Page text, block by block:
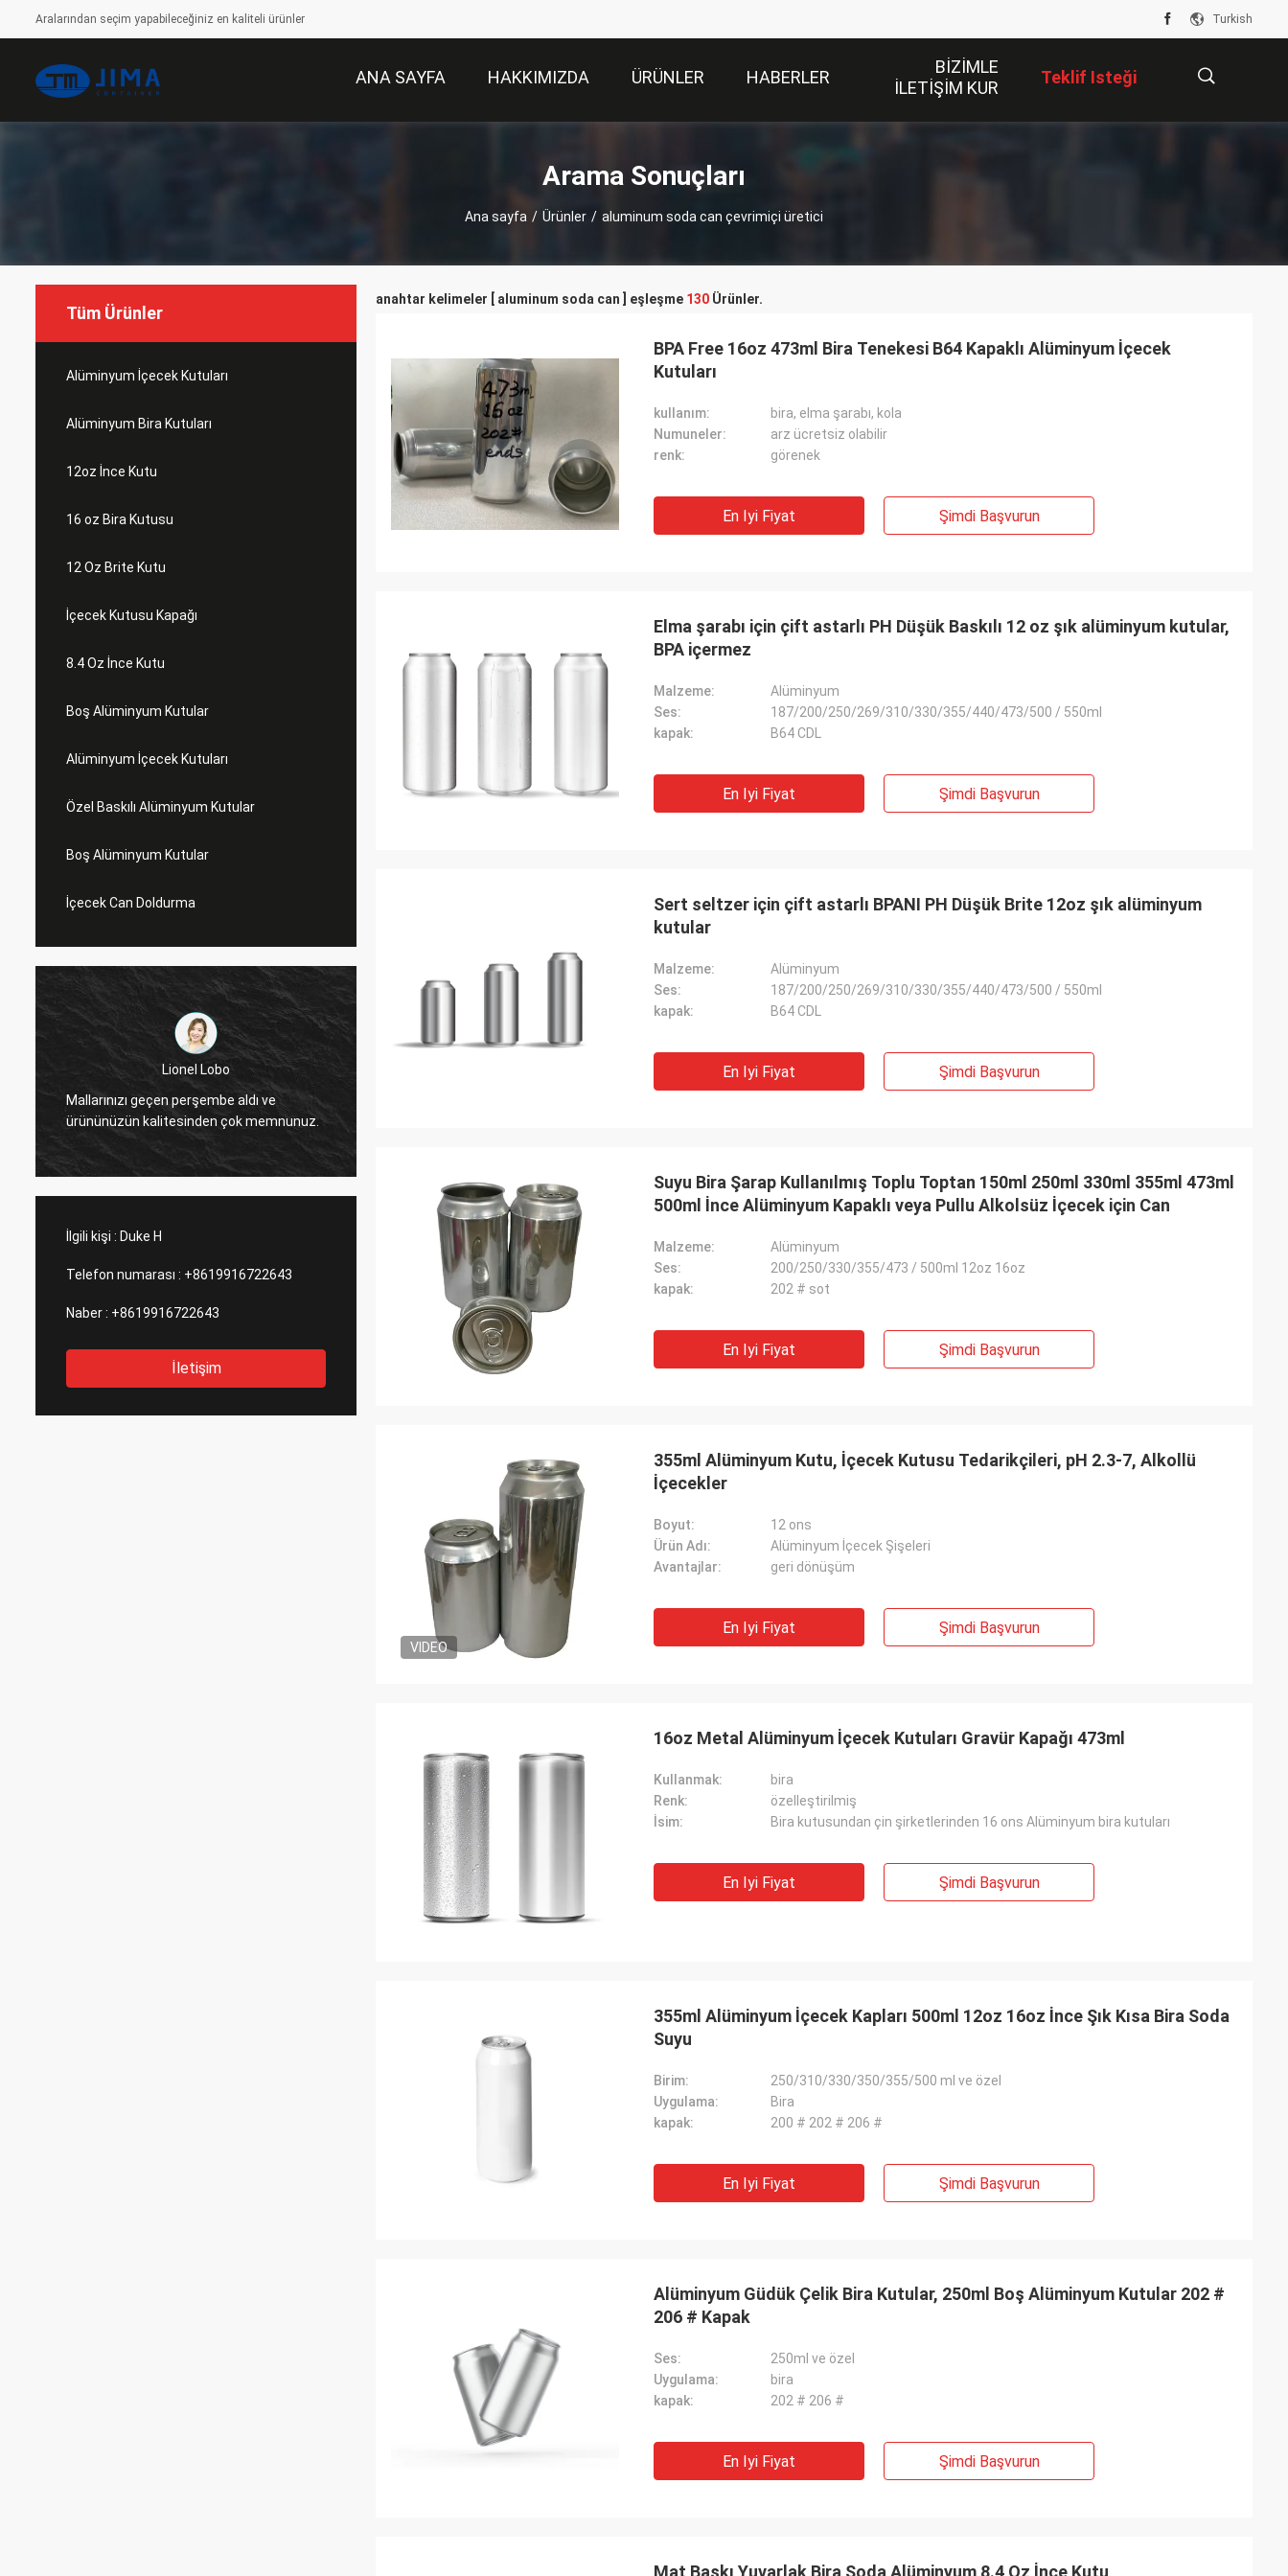
Aralarından seçim yapabileceğiniz en kaliteli ürünler Turkish
ANA SAYFA HAKKIMIZDA ÜRÜNLER HABERLER
BIZIMLE
ILETIŞIM KUR
Teklif Isteği
Arama Sonuçları
Ana sayfa / Ürünler / aluminum soda can çevrimiçi üretici
Tüm Ürünler
Alüminyum İçecek Kutuları
Alüminyum Bira Kutuları
12oz İnce Kutu
16 oz Bira Kutusu
12 Oz Brite Kutu
İçecek Kutusu Kapağı
8.4 Oz İnce Kutu
Boş Alüminyum Kutular
Alüminyum İçecek Kutuları
Özel Baskılı Alüminyum Kutular
Boş Alüminyum Kutular
İçecek Can Doldurma
Lionel Lobo
Mallarınızı geçen perşembe aldı ve
ürününüzün kalitesinden çok memnunuz.
ABD&#39;den Mark
İlgili kişi : Duke H
Telefon numarası : +8619916722643
Naber : +8619916722643
İletişim
anahtar kelimeler [ aluminum soda can ] eşleşme 130 Ürünler.
BPA Free 16oz 473ml Bira Tenekesi B64 Kapaklı Alüminyum İçecek
Kutuları
kullanım:
bira, elma şarabı, kola
Numuneler:
arz ücretsiz olabilir
renk:
görenek
En Iyi Fiyat Şimdi Başvurun
Elma şarabı için çift astarlı PH Düşük Baskılı 12 oz şık alüminyum kutular,
BPA içermez
Malzeme:
Alüminyum
Ses:
187/200/250/269/310/330/355/440/473/500 / 550ml
kapak:
B64 CDL
En Iyi Fiyat Şimdi Başvurun
Sert seltzer için çift astarlı BPANI PH Düşük Brite 12oz şık alüminyum
kutular
Malzeme:
Alüminyum
Ses:
187/200/250/269/310/330/355/440/473/500 / 550ml
kapak:
B64 CDL
En Iyi Fiyat Şimdi Başvurun
Suyu Bira Şarap Kullanılmış Toplu Toptan 150ml 250ml 330ml 355ml 473ml
500ml İnce Alüminyum Kapaklı veya Pullu Alkolsüz İçecek için Can
Malzeme:
Alüminyum
Ses:
200/250/330/355/473 / 500ml 12oz 16oz
kapak:
202 # sot
En Iyi Fiyat Şimdi Başvurun
VIDEO
355ml Alüminyum Kutu, İçecek Kutusu Tedarikçileri, pH 2.3-7, Alkollü
İçecekler
Boyut:
12 ons
Ürün Adı:
Alüminyum İçecek Şişeleri
Avantajlar:
geri dönüşüm
En Iyi Fiyat Şimdi Başvurun
16oz Metal Alüminyum İçecek Kutuları Gravür Kapağı 473ml
Kullanmak:
bira
Renk:
özelleştirilmiş
İsim:
Bira kutusundan çin şirketlerinden 16 ons Alüminyum bira kutuları
En Iyi Fiyat Şimdi Başvurun
355ml Alüminyum İçecek Kapları 500ml 12oz 16oz İnce Şık Kısa Bira Soda
Suyu
Birim:
250/310/330/350/355/500 ml ve özel
Uygulama:
Bira
kapak:
200 # 202 # 206 #
En Iyi Fiyat Şimdi Başvurun
Alüminyum Güdük Çelik Bira Kutular, 250ml Boş Alüminyum Kutular 202 #
206 # Kapak
Ses:
250ml ve özel
Uygulama:
bira
kapak:
202 # 206 #
En Iyi Fiyat Şimdi Başvurun
Mat Baskı Yuvarlak Bira Soda Alüminyum 8.4 Oz İnce Kutu